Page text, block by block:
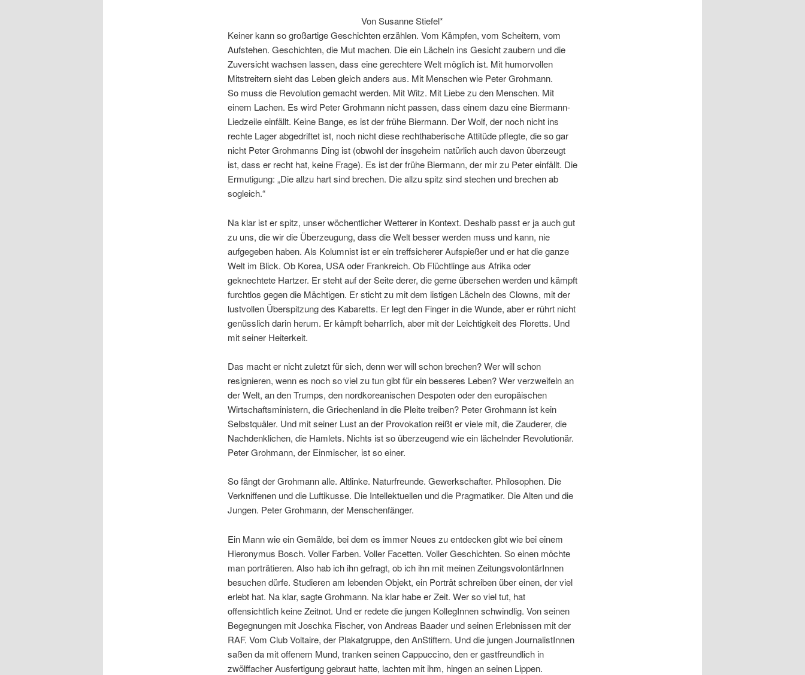
Von Susanne Stiefel*
Keiner kann so großartige Geschichten erzählen. Vom Kämpfen, vom Scheitern, vom
Aufstehen. Geschichten, die Mut machen. Die ein Lächeln ins Gesicht zaubern und die
Zuversicht wachsen lassen, dass eine gerechtere Welt möglich ist. Mit humorvollen
Mitstreitern sieht das Leben gleich anders aus. Mit Menschen wie Peter Grohmann.
So muss die Revolution gemacht werden. Mit Witz. Mit Liebe zu den Menschen. Mit
einem Lachen. Es wird Peter Grohmann nicht passen, dass einem dazu eine Biermann-
Liedzeile einfällt. Keine Bange, es ist der frühe Biermann. Der Wolf, der noch nicht ins
rechte Lager abgedriftet ist, noch nicht diese rechthaberische Attitüde pflegte, die so gar
nicht Peter Grohmanns Ding ist (obwohl der insgeheim natürlich auch davon überzeugt
ist, dass er recht hat, keine Frage). Es ist der frühe Biermann, der mir zu Peter einfällt. Die
Ermutigung: „Die allzu hart sind brechen. Die allzu spitz sind stechen und brechen ab
sogleich.“
Na klar ist er spitz, unser wöchentlicher Wetterer in Kontext. Deshalb passt er ja auch gut
zu uns, die wir die Überzeugung, dass die Welt besser werden muss und kann, nie
aufgegeben haben. Als Kolumnist ist er ein treffsicherer Aufspießer und er hat die ganze
Welt im Blick. Ob Korea, USA oder Frankreich. Ob Flüchtlinge aus Afrika oder
geknechtete Hartzer. Er steht auf der Seite derer, die gerne übersehen werden und kämpft
furchtlos gegen die Mächtigen. Er sticht zu mit dem listigen Lächeln des Clowns, mit der
lustvollen Überspitzung des Kabaretts. Er legt den Finger in die Wunde, aber er rührt nicht
genüsslich darin herum. Er kämpft beharrlich, aber mit der Leichtigkeit des Floretts. Und
mit seiner Heiterkeit.
Das macht er nicht zuletzt für sich, denn wer will schon brechen? Wer will schon
resignieren, wenn es noch so viel zu tun gibt für ein besseres Leben? Wer verzweifeln an
der Welt, an den Trumps, den nordkoreanischen Despoten oder den europäischen
Wirtschaftsministern, die Griechenland in die Pleite treiben? Peter Grohmann ist kein
Selbstquäler. Und mit seiner Lust an der Provokation reißt er viele mit, die Zauderer, die
Nachdenklichen, die Hamlets. Nichts ist so überzeugend wie ein lächelnder Revolutionär.
Peter Grohmann, der Einmischer, ist so einer.
So fängt der Grohmann alle. Altlinke. Naturfreunde. Gewerkschafter. Philosophen. Die
Verkniffenen und die Luftikusse. Die Intellektuellen und die Pragmatiker. Die Alten und die
Jungen. Peter Grohmann, der Menschenfänger.
Ein Mann wie ein Gemälde, bei dem es immer Neues zu entdecken gibt wie bei einem
Hieronymus Bosch. Voller Farben. Voller Facetten. Voller Geschichten. So einen möchte
man porträtieren. Also hab ich ihn gefragt, ob ich ihn mit meinen ZeitungsvolontärInnen
besuchen dürfe. Studieren am lebenden Objekt, ein Porträt schreiben über einen, der viel
erlebt hat. Na klar, sagte Grohmann. Na klar habe er Zeit. Wer so viel tut, hat
offensichtlich keine Zeitnot. Und er redete die jungen KollegInnen schwindlig. Von seinen
Begegnungen mit Joschka Fischer, von Andreas Baader und seinen Erlebnissen mit der
RAF. Vom Club Voltaire, der Plakatgruppe, den AnStiftern. Und die jungen JournalistInnen
saßen da mit offenem Mund, tranken seinen Cappuccino, den er gastfreundlich in
zwölffacher Ausfertigung gebraut hatte, lachten mit ihm, hingen an seinen Lippen.